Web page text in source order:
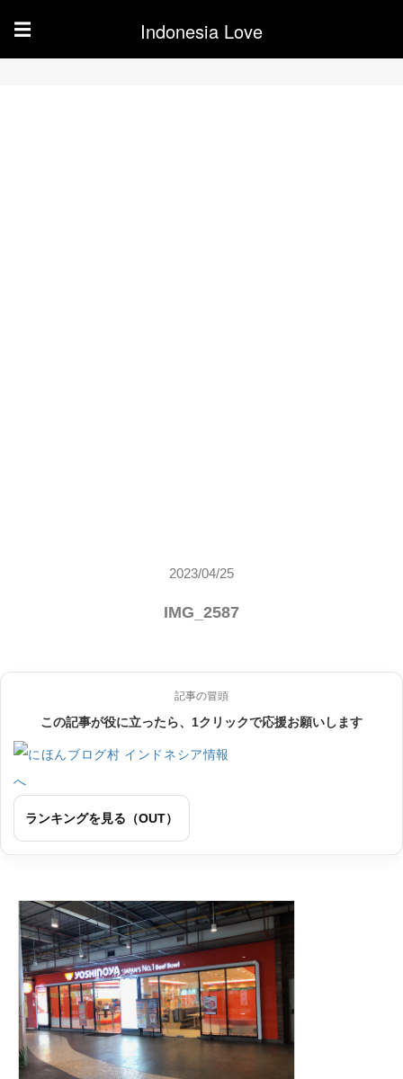
☰ Indonesia Love
2023/04/25
IMG_2587
記事の冒頭
この記事が役に立ったら、1クリックで応援お願いします
ランキングを見る（OUT）